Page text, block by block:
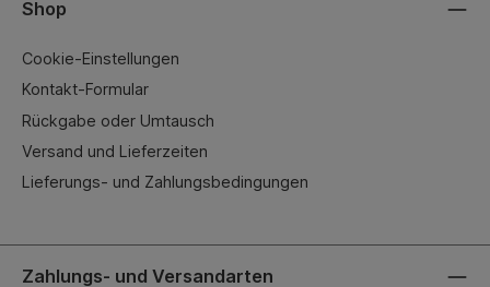
Shop
Cookie-Einstellungen
Kontakt-Formular
Rückgabe oder Umtausch
Versand und Lieferzeiten
Lieferungs- und Zahlungsbedingungen
Zahlungs- und Versandarten